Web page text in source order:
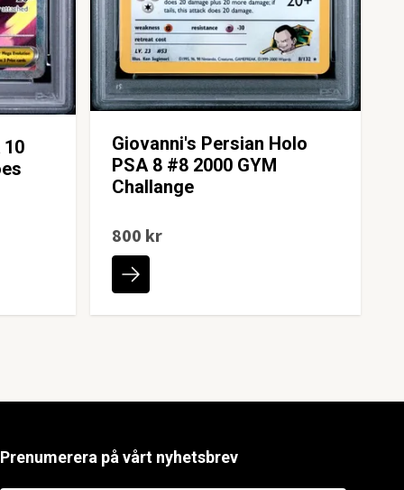
10
Giovanni's Persian Holo
PSA 8 #8 2000 GYM
Challange
800 kr
Prenumerera på vårt nyhetsbrev